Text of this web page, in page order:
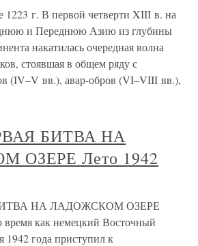
1223 г. В первой четверти XIII в. на
и Переднюю Азию из глубины
накатилась очередная волна
стоявшая в общем ряду с
(IV–V вв.), авар-обров (VI–VIII вв.),
БИТВА НА
ОЗЕРЕ Лето 1942
НА ЛАДОЖСКОМ ОЗЕРЕ
время как немецкий Восточный
1942 года приступил к